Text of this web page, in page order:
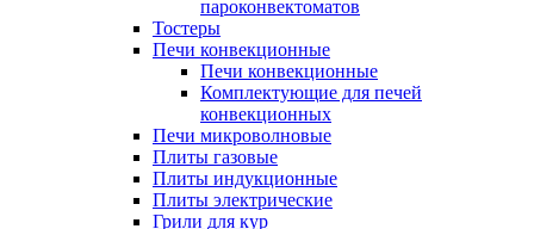
пароконвектоматов
Тостеры
Печи конвекционные
Печи конвекционные
Комплектующие для печей
конвекционных
Печи микроволновые
Плиты газовые
Плиты индукционные
Плиты электрические
Грили для кур